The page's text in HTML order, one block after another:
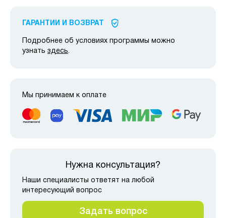
ГАРАНТИИ И ВОЗВРАТ
Подробнее об условиях программы можно
узнать здесь.
Мы принимаем к оплате
Нужна консультация?
Наши специалисты ответят на любой
интересующий вопрос
Задать вопрос